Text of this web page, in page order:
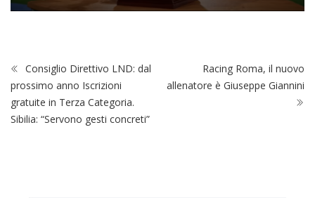
Consiglio Direttivo LND: dal
prossimo anno Iscrizioni
gratuite in Terza Categoria.
Sibilia: “Servono gesti concreti”
Racing Roma, il nuovo
allenatore è Giuseppe Giannini